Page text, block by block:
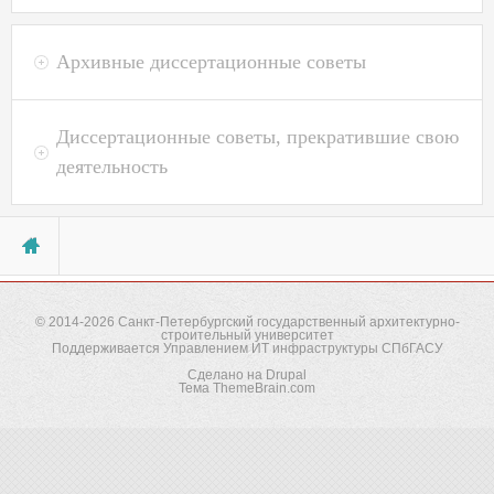
Архивные диссертационные советы
Диссертационные советы, прекратившие свою
деятельность
Вы здесь
© 2014-2026 Санкт-Петербургский государственный архитектурно-
строительный университет
Поддерживается Управлением ИТ инфраструктуры СПбГАСУ
Сделано на Drupal
Тема ThemeBrain.com